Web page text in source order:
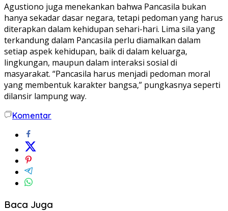
Agustiono juga menekankan bahwa Pancasila bukan
hanya sekadar dasar negara, tetapi pedoman yang harus
diterapkan dalam kehidupan sehari-hari. Lima sila yang
terkandung dalam Pancasila perlu diamalkan dalam
setiap aspek kehidupan, baik di dalam keluarga,
lingkungan, maupun dalam interaksi sosial di
masyarakat. “Pancasila harus menjadi pedoman moral
yang membentuk karakter bangsa,” pungkasnya seperti
dilansir lampung way.
Komentar
Baca Juga